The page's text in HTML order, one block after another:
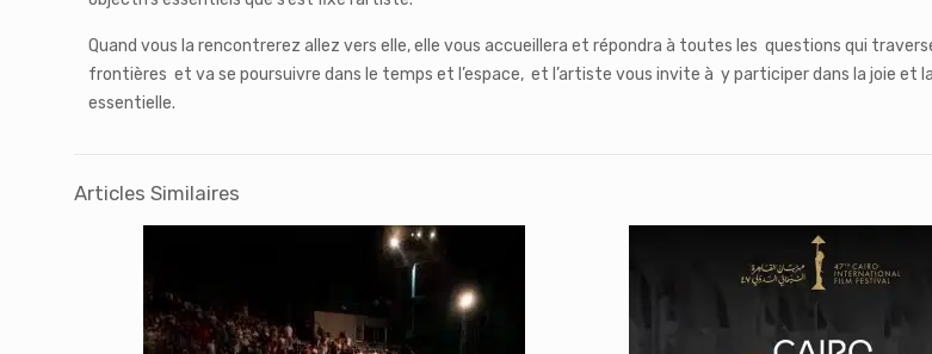
Quand vous la rencontrerez allez vers elle, elle vous accueillera et répondra à toutes les questions qui
frontières et va se poursuivre dans le temps et l’espace, et l’artiste vous invite à y participer dans la joie et
essentielle.
Articles Similaires